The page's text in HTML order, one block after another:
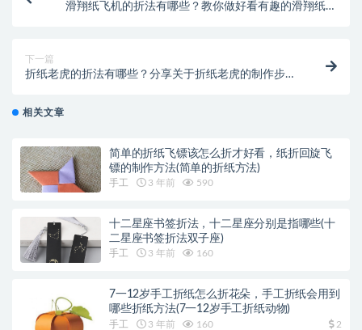
滑翔纸飞机的折法有哪些？教你做好看有趣的滑翔纸飞
下一篇
折纸老虎的折法有哪些？分享关于折纸老虎的制作步骤
相关文章
简单的折纸飞镖该怎么折才好看，纸折回旋飞
镖的制作方法(简单的折纸方法)
手工 3 年前 590
十二星座书签折法，十二星座分别是指哪些(十
二星座书签折法双子座)
手工 3 年前 160
7一12岁手工折纸怎么折花朵，手工折纸会用到
哪些折纸方法(7一12岁手工折纸动物)
手工 3 年前 160 2